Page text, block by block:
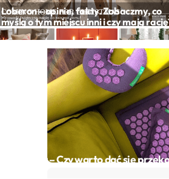
Loberon – opinie, fakty. Zobaczmy, co
myślą o tym miejscu inni i czy mają
Pranamat – Czy warto dać się